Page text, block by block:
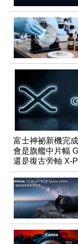
富士神祕新機完成
會是旗艦中片幅
還是復古旁軸 X-